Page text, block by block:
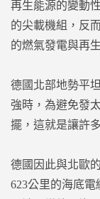
再生能源的變動
的尖載機組，反
的燃氣發電與再
德國北部地勢平
強時，為避免發
擺，這就是讓許
德國因此與北歐
623公里的海底